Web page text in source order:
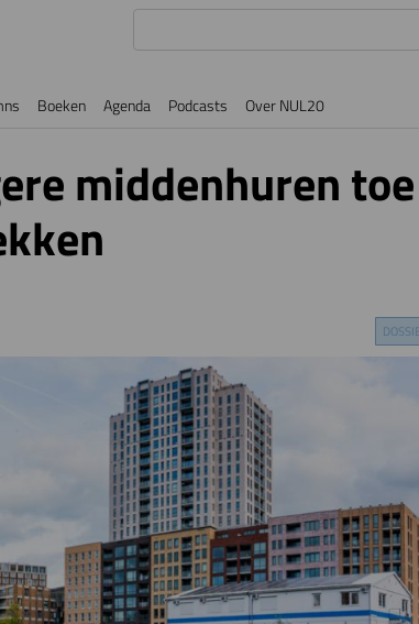
Boeken Agenda Podcasts Over NUL20
middenhuren